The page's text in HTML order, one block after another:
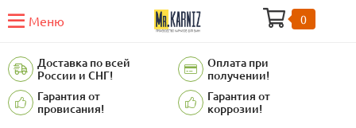
Меню 0
Доставка по всей
России и СНГ!
Оплата при
получении!
Гарантия от
провисания!
Гарантия от
коррозии!